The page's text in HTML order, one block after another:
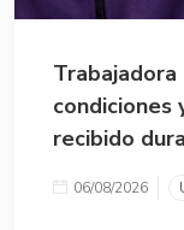
condiciones
recibido
06/08/2026